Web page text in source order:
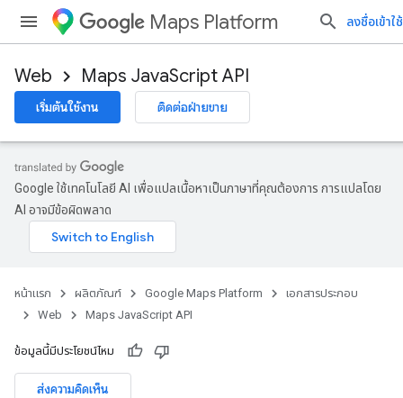
Maps Platform ลงชื่อเข้าใช้
Web Maps JavaScript API
เริ่มต้นใช้งาน ติดต่อฝ่ายขาย
Google ใช้เทคโนโลยี AI เพื่อแปลเนื้อหาเป็นภาษาที่คุณต้องการ การแปลโดย
AI อาจมีข้อผิดพลาด
หน้าแรก ผลิตภัณฑ์ Google Maps Platform
เอกสารประกอบ
Web
Maps JavaScript API
ข้อมูลนี้มีประโยชน์ไหม
ส่งความคิดเห็น